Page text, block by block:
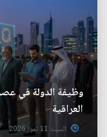
وظيفة الدولة في
العراقية
السبت 11 تموز 2026